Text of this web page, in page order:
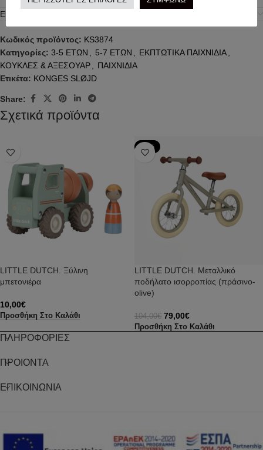
Επιπλέον πληροφορίες
Κωδικός προϊόντος: KS3874
Κατηγορίες: 3-5 ΕΤΩΝ , 5-7 ΕΤΩΝ , ΕΚΠΤΩΤΙΚΑ ΠΑΙΧΝΙΔΙΑ,
ΚΟΥΚΛΕΣ & ΑΞΕΣΟΥΑΡ, ΠΑΙΧΝΙΔΙΑ
Ετικέτα: KONGES SLØJD
Share:
Σχετικά προϊόντα
LITTLE DUTCH. Ξύλινη
μπετονιέρα
10,00€
Προσθήκη Στο Καλάθι
-24%
LITTLE DUTCH. Μεταλλικό
ποδήλατο ισορροπίας (πράσινο-
olive)
104,00€ 79,00€
Προσθήκη Στο Καλάθι
ΠΛΗΡΟΦΟΡΙΕΣ
ΠΡΟΙΟΝΤΑ
ΕΠΙΚΟΙΝΩΝΙΑ